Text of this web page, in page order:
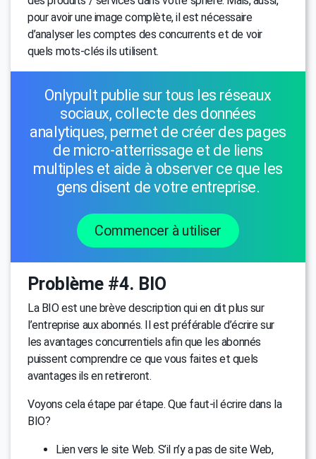
pour avoir une image complète, il est nécessaire
d’analyser les comptes des concurrents et de voir
quels mots-clés ils utilisent.
Onlypult publie sur tous les réseaux
sociaux, collecte des données
analytiques, permet de créer des pages
de micro-atterrissage et de liens
multiples et aide à observer ce que les
gens disent de votre entreprise.
Commencer à utiliser
Problème #4. BIO
La BIO est une brève description qui en dit plus sur
l’entreprise aux abonnés. Il est préférable d’écrire sur
les avantages concurrentiels afin que les abonnés
puissent comprendre ce que vous faites et quels
avantages ils en retireront.
Voyons cela étape par étape. Que faut-il écrire dans la
BIO?
Lien vers le site Web. S’il n’y a pas de site Web,